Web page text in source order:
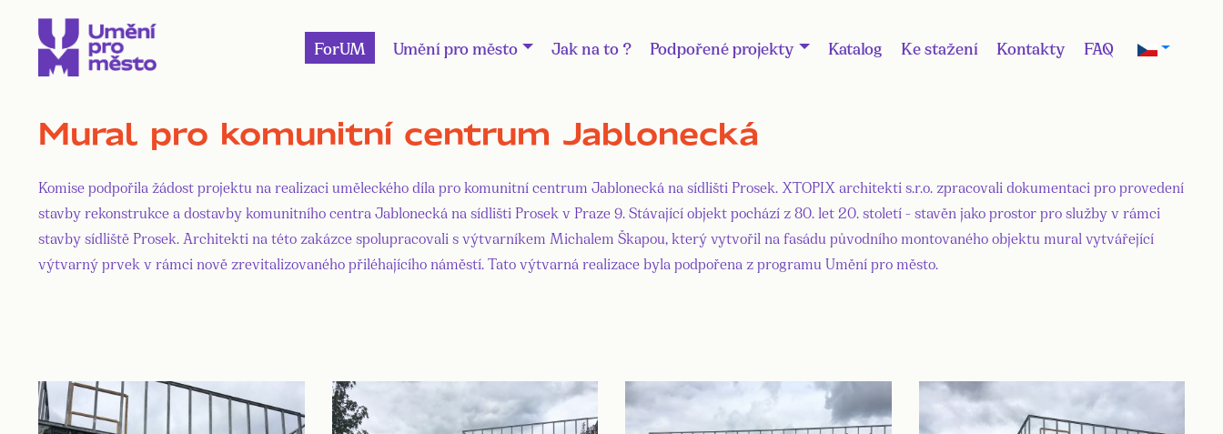
ForUM Umění pro město Jak na to ? Podpořené projekty Katalog Ke stažení Kontakty FAQ
Mural pro komunitní centrum Jablonecká
Komise podpořila žádost projektu na realizaci uměleckého díla pro komunitní centrum Jablonecká na sídlišti Prosek. XTOPIX architekti s.r.o. zpracovali dokumentaci pro provedení
stavby rekonstrukce a dostavby komunitního centra Jablonecká na sídlišti Prosek v Praze 9. Stávající objekt pochází z 80. let 20. století - stavěn jako prostor pro služby v rámci
stavby sídliště Prosek. Architekti na této zakázce spolupracovali s výtvarníkem Michalem Škapou, který vytvořil na fasádu původního montovaného objektu mural vytvářející
výtvarný prvek v rámci nově zrevitalizovaného přiléhajícího náměstí. Tato výtvarná realizace byla podpořena z programu Umění pro město.